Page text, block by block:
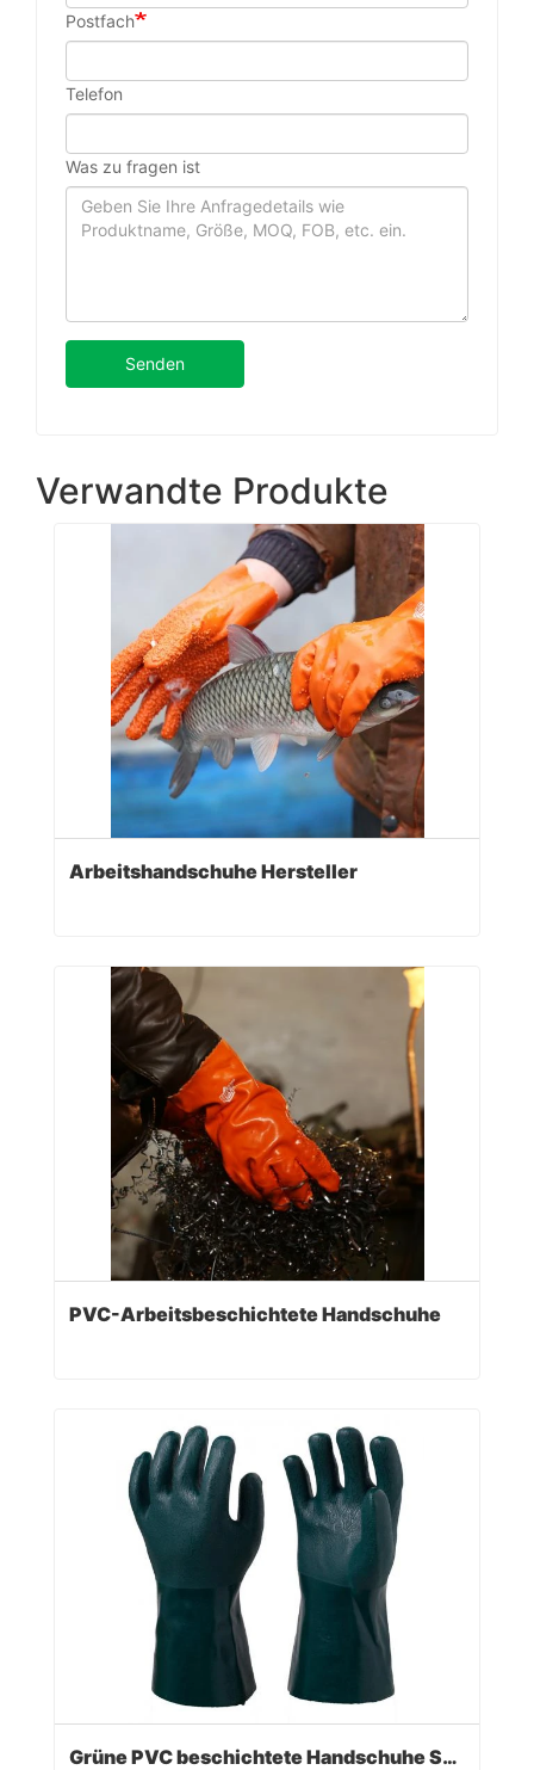
Postfach
Telefon
Was zu fragen ist
Senden
Verwandte Produkte
Arbeitshandschuhe Hersteller
PVC-Arbeitsbeschichtete Handschuhe
Grüne PVC beschichtete Handschuhe Sandy Finish